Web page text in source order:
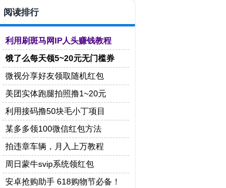
阅读排行
利用刷斑马网IP人头赚钱教程
饿了么每天领5~20元无门槛券
微视分享好友领取随机红包
美团实体跑腿拍照撸1~20元
利用接码撸50块毛小丁项目
某多多领100微信红包方法
拍违章车辆，月入上万教程
周日蒙牛svip系统领红包
安卓抢购助手 618购物节必备！